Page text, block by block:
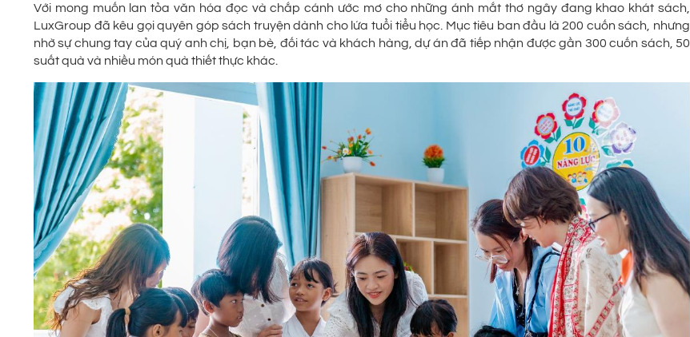
Với mong muốn lan tỏa văn hóa đọc và chắp cánh ước mơ cho những ánh mắt thơ ngây đang khao khát sách,
LuxGroup đã kêu gọi quyên góp sách truyện dành cho lứa tuổi tiểu học. Mục tiêu ban đầu là 200 cuốn sách, nhưng
nhờ sự chung tay của quý anh chị, bạn bè, đối tác và khách hàng, dự án đã tiếp nhận được gần 300 cuốn sách, 50
suất quà và nhiều món quà thiết thực khác.